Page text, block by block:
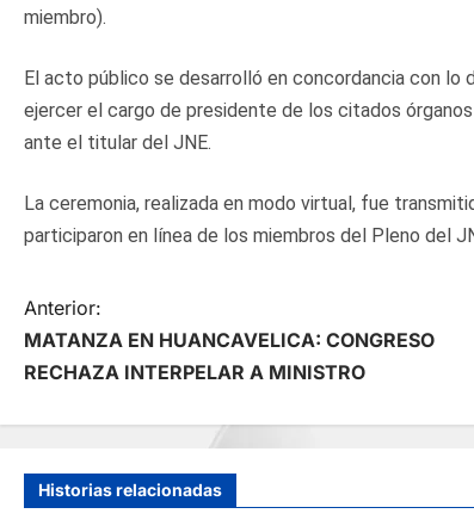
miembro).
El acto público se desarrolló en concordancia con lo
ejercer el cargo de presidente de los citados
ante el titular del JNE.
La ceremonia, realizada en modo virtual, fue
participaron en línea de los miembros del Pleno del
N
a
v
e
Anterior:
MATANZA EN HUANCAVELICA: CONGRESO
RECHAZA INTERPELAR A MINISTRO
Historias relacionadas